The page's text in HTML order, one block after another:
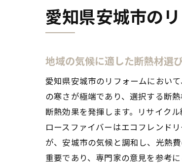
愛知県安城市の
地域の気候に適した断熱材選
愛知県安城市のリフォームにおい
の寒さが極端であり、選択する断
断熱効果を発揮します。リサイク
ロースファイバーはエコフレンド
が、安城市の気候と調和し、光熱
重要であり、専門家の意見を参考